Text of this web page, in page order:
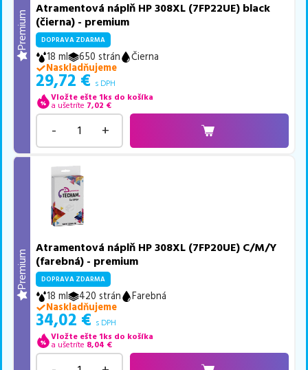
Premium
Atramentová náplň HP 308XL (7FP22UE) black
(čierna) - premium
DOPRAVA ZDARMA
18 ml 650 strán
Čierna
Naskladňujeme
29,72 € s DPH
Vložte ešte 1ks do košíka
a ušetríte 7,02 €
- +
Premium
Atramentová náplň HP 308XL (7FP20UE) C/M/Y
(farebná) - premium
DOPRAVA ZDARMA
18 ml 420 strán
Farebná
Naskladňujeme
34,02 € s DPH
Vložte ešte 1ks do košíka
a ušetríte 8,04 €